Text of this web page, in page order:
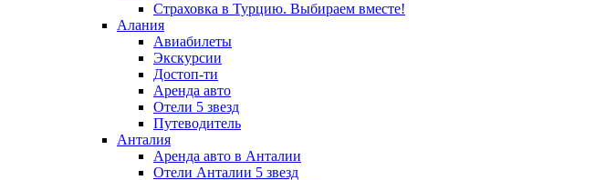
Страховка в Турцию. Выбираем вместе!
Алания
Авиабилеты
Экскурсии
Достоп-ти
Аренда авто
Отели 5 звезд
Путеводитель
Анталия
Аренда авто в Анталии
Отели Анталии 5 звезд